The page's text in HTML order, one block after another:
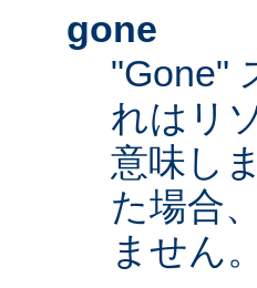
gone
"Gone"
れはリ
意味し
た場合、
ません。